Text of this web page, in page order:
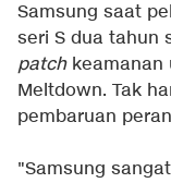
Samsung saat
seri S dua tahun
patchkeamanan
Meltdown. Tak
pembaruan
"Samsung